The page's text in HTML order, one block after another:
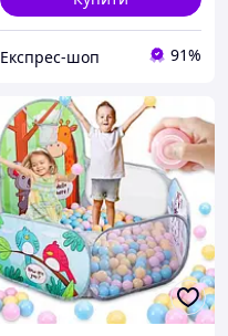
Експрес-шоп 91%